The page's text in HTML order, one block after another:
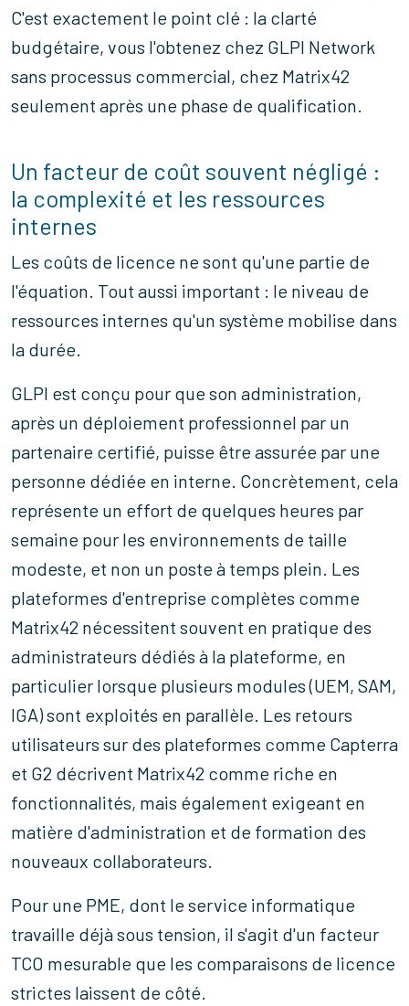
C'est exactement le point clé : la clarté
budgétaire, vous l'obtenez chez GLPI Network
sans processus commercial, chez Matrix42
seulement après une phase de qualification.
Un facteur de coût souvent négligé :
la complexité et les ressources
internes
Les coûts de licence ne sont qu'une partie de
l'équation. Tout aussi important : le niveau de
ressources internes qu'un système mobilise dans
la durée.
GLPI est conçu pour que son administration,
après un déploiement professionnel par un
partenaire certifié, puisse être assurée par une
personne dédiée en interne. Concrètement, cela
représente un effort de quelques heures par
semaine pour les environnements de taille
modeste, et non un poste à temps plein. Les
plateformes d'entreprise complètes comme
Matrix42 nécessitent souvent en pratique des
administrateurs dédiés à la plateforme, en
particulier lorsque plusieurs modules (UEM, SAM,
IGA) sont exploités en parallèle. Les retours
utilisateurs sur des plateformes comme Capterra
et G2 décrivent Matrix42 comme riche en
fonctionnalités, mais également exigeant en
matière d'administration et de formation des
nouveaux collaborateurs.
Pour une PME, dont le service informatique
travaille déjà sous tension, il s'agit d'un facteur
TCO mesurable que les comparaisons de licence
strictes laissent de côté.